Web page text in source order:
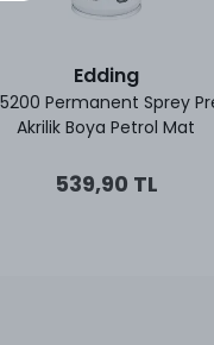
Edding
Permanent Sprey
Akrilik Boya Petrol Mat
539,90 TL